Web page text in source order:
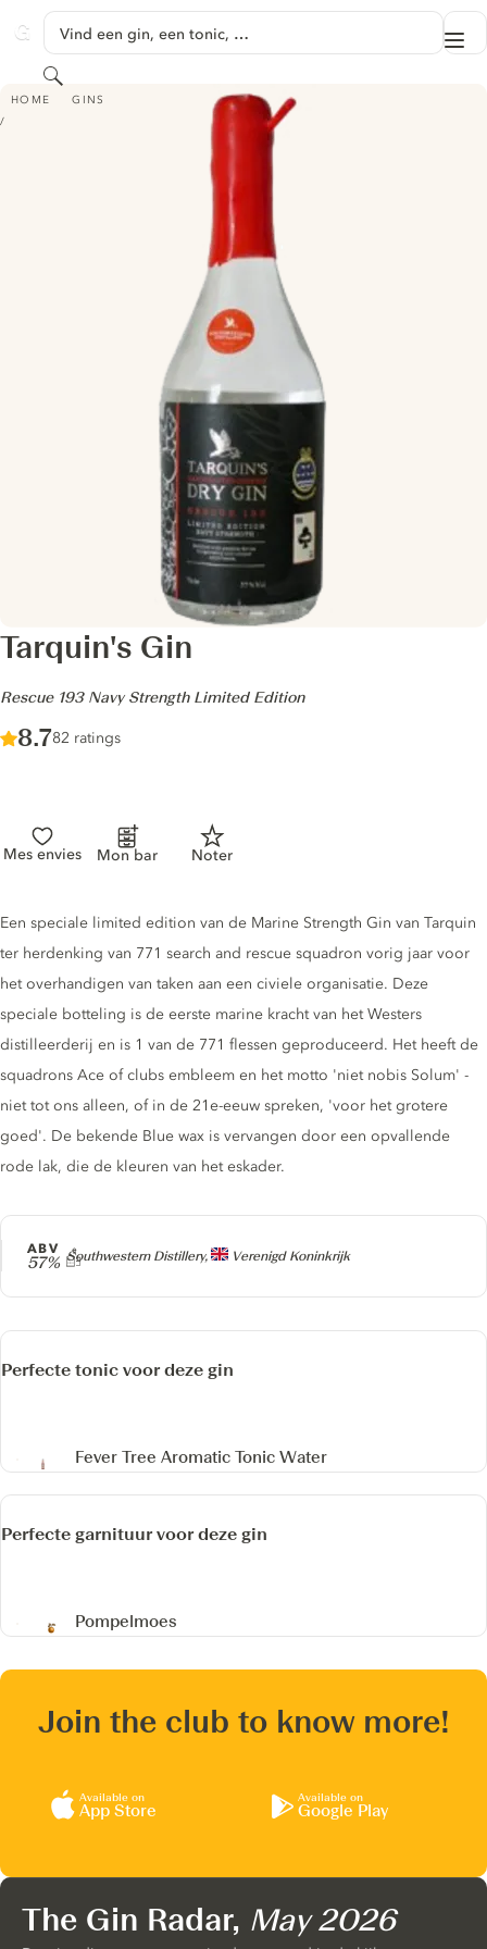
GINVENTORY
Vind een gin, een tonic, …
Zoeken
HOME GINS
TARQUIN'S GIN - RESCUE 193 NAVY STRENGTH LIMITED EDITION
Tarquin's Gin
-
Rescue 193 Navy Strength Limited Edition
Score :
8.7/ 10
82 ratings
Mes envies Mon bar Noter
Producer
Southwestern Distillery, Verenigd Koninkrijk
ABV
57%
Gin description
Een speciale limited edition van de Marine Strength Gin van Tarquin
ter herdenking van 771 search and rescue squadron vorig jaar voor
het overhandigen van taken aan een civiele organisatie. Deze
speciale botteling is de eerste marine kracht van het Westers
distilleerderij en is 1 van de 771 flessen geproduceerd. Het heeft de
squadrons Ace of clubs embleem en het motto 'niet nobis Solum' -
niet tot ons alleen, of in de 21e-eeuw spreken, 'voor het grotere
goed'. De bekende Blue wax is vervangen door een opvallende
rode lak, die de kleuren van het eskader.
Perfecte tonic voor deze gin
Fever Tree Aromatic Tonic Water
Perfecte garnituur voor deze gin
Pompelmoes
Join the club to know more!
Available on
App Store
Available on
Google Play
The Gin Radar, May 2026